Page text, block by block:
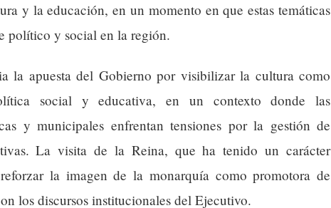
y la educación, en un momento en que estas temáticas
político y social en la región.
la apuesta del Gobierno por visibilizar la cultura como
social y educativa, en un contexto donde las
y municipales enfrentan tensiones por la gestión de
La visita de la Reina, que ha tenido un carácter
la imagen de la monarquía como promotora de
los discursos institucionales del Ejecutivo.